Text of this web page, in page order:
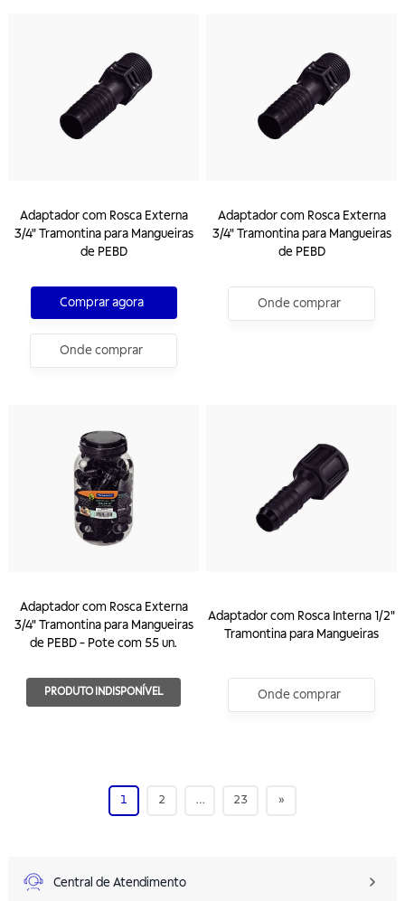
Adaptador com Rosca Externa
3/4" Tramontina para Mangueiras
de PEBD
Comprar agora
Onde comprar
Adaptador com Rosca Externa
3/4" Tramontina para Mangueiras
de PEBD
Onde comprar
Adaptador com Rosca Externa
3/4" Tramontina para Mangueiras
de PEBD - Pote com 55 un.
PRODUTO INDISPONÍVEL
Adaptador com Rosca Interna 1/2"
Tramontina para Mangueiras
Onde comprar
1 2 … 23 »
Central de Atendimento